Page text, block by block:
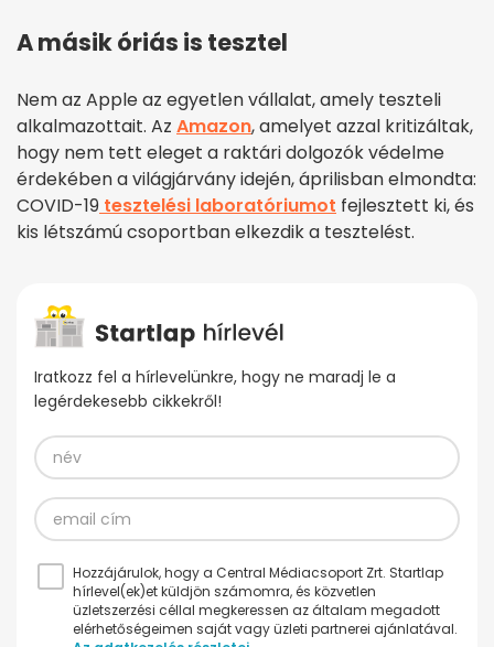
A másik óriás is tesztel
Nem az Apple az egyetlen vállalat, amely teszteli
alkalmazottait. Az Amazon, amelyet azzal kritizáltak,
hogy nem tett eleget a raktári dolgozók védelme
érdekében a világjárvány idején, áprilisban elmondta:
COVID-19 tesztelési laboratóriumot fejlesztett ki, és
kis létszámú csoportban elkezdik a tesztelést.
Iratkozz fel a hírlevelünkre, hogy ne maradj le a
legérdekesebb cikkekről!
Hozzájárulok, hogy a Central Médiacsoport Zrt. Startlap
hírlevel(ek)et küldjön számomra, és közvetlen
üzletszerzési céllal megkeressen az általam megadott
elérhetőségeimen saját vagy üzleti partnerei ajánlatával.